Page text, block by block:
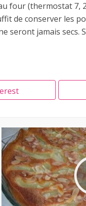
four (thermostat 7,
de conserver les
seront jamais secs.